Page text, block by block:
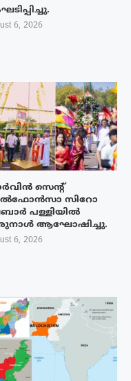
6, 2026
സെന്റ്
സിറോ
പള്ളിയിൽ
ആഘോഷിച്ചു.
6, 2026